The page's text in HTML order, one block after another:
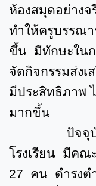
ห้องสมุดอย่างจ
ทำให้ครูบรรณา
ขึ้น มีทักษะในก
จัดกิจกรรมส่ง
มีประสิทธิภาพ
มากขึ้น
ปัจจุบันชม
โรงเรียน มีคณ
27 คน ดำรงต